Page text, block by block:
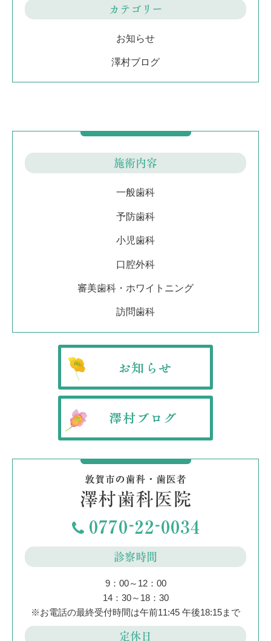
カテゴリー
お知らせ
澤村ブログ
施術内容
一般歯科
予防歯科
小児歯科
口腔外科
審美歯科・ホワイトニング
訪問歯科
診察時間
9：00～12：00
14：30～18：30
※お電話の最終受付時間は午前11:45 午後18:15まで
定休日